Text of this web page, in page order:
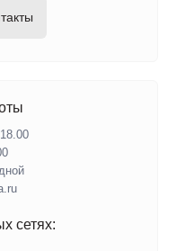
сетях: